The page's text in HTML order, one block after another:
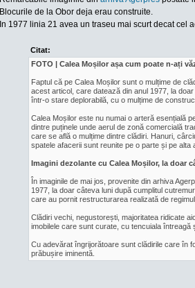
Blocurile de la Obor deja erau construite.
In 1977 linia 21 avea un traseu mai scurt decat cel
Citat:
FOTO | Calea Moșilor așa cum poate n-ați
Faptul că pe Calea Moșilor sunt o mulțime de
acest articol, care datează din anul 1977, la
într-o stare deplorabilă, cu o mulțime de
Calea Moșilor este nu numai o arteră esențială
dintre puținele unde aerul de zonă comercială
care se află o mulțime dintre clădiri. Hanuri,
spatele afacerii sunt reunite pe o parte și pe alta
Imagini dezolante cu Calea Moșilor, la doar
În imaginile de mai jos, provenite din arhiva
1977, la doar câteva luni după cumplitul
care au pornit restructurarea realizată de
Clădiri vechi, negustorești, majoritatea ridicate
imobilele care sunt curate, cu tencuiala
Cu adevărat îngrijorătoare sunt clădirile care în
prăbușire iminentă.